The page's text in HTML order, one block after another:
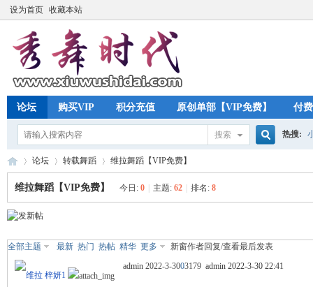
设为首页 收藏本站
论坛 购买VIP 积分充值 原创单部【VIP免费】 付
搜索 热搜:
秀 »
论坛 转载舞蹈 维拉舞蹈【VIP免费】
维拉舞蹈【VIP免费】 今日: 0 主题: 62 排名: 8
新窗
全部主题 最新 热门 热帖 精华 更多 作者回复/查看最后发表
维拉 梓妍1
admin 2022-3-3003179 admin 2022-3-30 22:41